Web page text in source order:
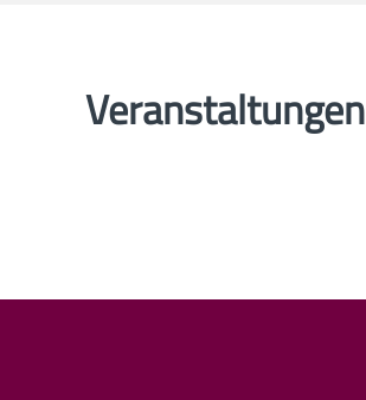
Veranstaltungen